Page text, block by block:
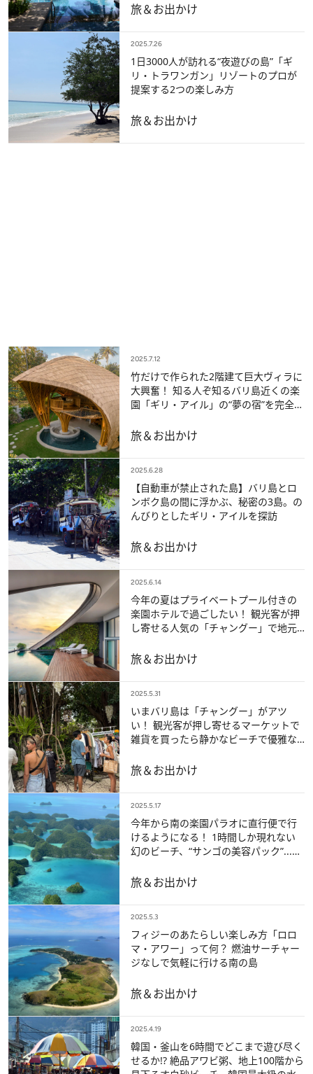
旅＆お出かけ
2025.7.26
1日3000人が訪れる“夜遊びの島”「ギ
リ・トラワンガン」リゾートのプロが
提案する2つの楽しみ方
旅＆お出かけ
2025.7.12
竹だけで作られた2階建て巨大ヴィラに
大興奮！ 知る人ぞ知るバリ島近くの楽
園「ギリ・アイル」の“夢の宿”を完全レ
旅＆お出かけ
2025.6.28
【自動車が禁止された島】バリ島とロ
ンボク島の間に浮かぶ、秘密の3島。の
んびりとしたギリ・アイルを探訪
旅＆お出かけ
2025.6.14
今年の夏はプライベートプール付きの
楽園ホテルで過ごしたい！ 観光客が押
し寄せる人気の「チャングー」で地元
島》
旅＆お出かけ
2025.5.31
いまバリ島は「チャングー」がアツ
い！ 観光客が押し寄せるマーケットで
雑貨を買ったら静かなビーチで優雅な
旅＆お出かけ
2025.5.17
今年から南の楽園パラオに直行便で行
けるようになる！ 1時間しか現れない
幻のビーチ、“サンゴの美容パック”...ハ
旅＆お出かけ
2025.5.3
フィジーのあたらしい楽しみ方「ロロ
マ・アワー」って何？ 燃油サーチャー
ジなしで気軽に行ける南の島
旅＆お出かけ
2025.4.19
韓国・釜山を6時間でどこまで遊び尽く
せるか!? 絶品アワビ粥、地上100階から